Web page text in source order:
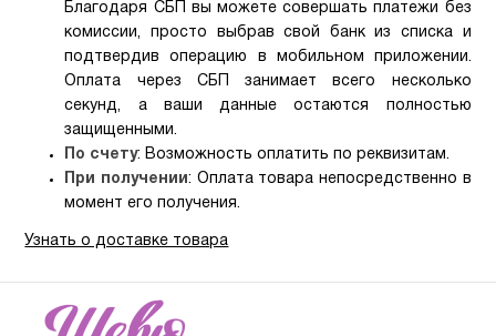
Благодаря СБП вы можете совершать платежи без
комиссии, просто выбрав свой банк из списка и
подтвердив операцию в мобильном приложении.
Оплата через СБП занимает всего несколько
секунд, а ваши данные остаются полностью
защищенными.
По счету: Возможность оплатить по реквизитам.
При получении: Оплата товара непосредственно в
момент его получения.
Узнать о доставке товара